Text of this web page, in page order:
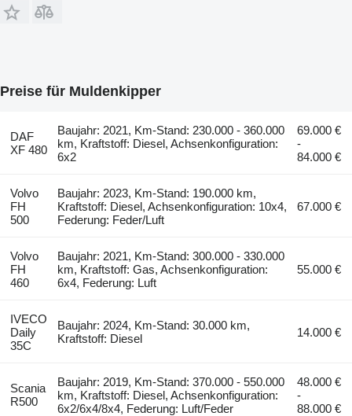
Preise für Muldenkipper
DAF
XF 480
Baujahr: 2021, Km-Stand: 230.000 - 360.000
km, Kraftstoff: Diesel, Achsenkonfiguration:
6x2
69.000 €
-
84.000 €
Volvo
FH
500
Baujahr: 2023, Km-Stand: 190.000 km,
Kraftstoff: Diesel, Achsenkonfiguration: 10x4,
Federung: Feder/Luft
67.000 €
Volvo
FH
460
Baujahr: 2021, Km-Stand: 300.000 - 330.000
km, Kraftstoff: Gas, Achsenkonfiguration:
6x4, Federung: Luft
55.000 €
IVECO
Daily
35C
Baujahr: 2024, Km-Stand: 30.000 km,
Kraftstoff: Diesel
14.000 €
Scania
R500
Baujahr: 2019, Km-Stand: 370.000 - 550.000
km, Kraftstoff: Diesel, Achsenkonfiguration:
6x2/6x4/8x4, Federung: Luft/Feder
48.000 €
-
88.000 €